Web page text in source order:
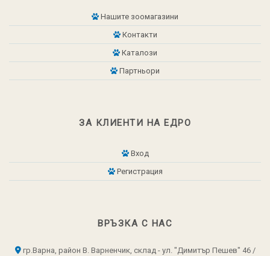
Нашите зоомагазини
Контакти
Каталози
Партньори
ЗА КЛИЕНТИ НА ЕДРО
Вход
Регистрация
ВРЪЗКА С НАС
гр.Варна, район В. Варненчик, склад - ул. "Димитър Пешев" 46 /